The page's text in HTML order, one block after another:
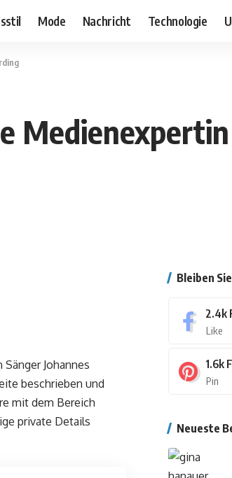
Mode Nachricht Technologie
Johannes
beschrieben und
mit dem Bereich
private Details
Bleiben
2.4k
Like
1.6k
Pin
Neueste